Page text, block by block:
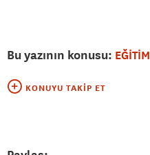
Bu yazının konusu: EĞİTİM
KONUYU TAKIP ET